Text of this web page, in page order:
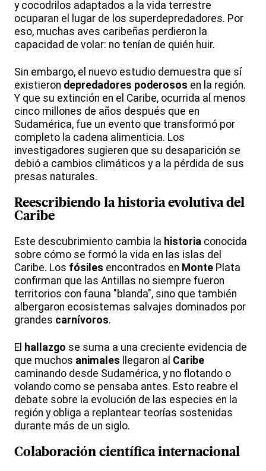
y cocodrilos adaptados a la vida terrestre
ocuparan el lugar de los superdepredadores. Por
eso, muchas aves caribeñas perdieron la
capacidad de volar: no tenían de quién huir.
Sin embargo, el nuevo estudio demuestra que sí
existieron depredadores poderosos en la región.
Y que su extinción en el Caribe, ocurrida al menos
cinco millones de años después que en
Sudamérica, fue un evento que transformó por
completo la cadena alimenticia. Los
investigadores sugieren que su desaparición se
debió a cambios climáticos y a la pérdida de sus
presas naturales.
Reescribiendo la historia evolutiva del
Caribe
Este descubrimiento cambia la historia conocida
sobre cómo se formó la vida en las islas del
Caribe. Los fósiles encontrados en Monte Plata
confirman que las Antillas no siempre fueron
territorios con fauna "blanda", sino que también
albergaron ecosistemas salvajes dominados por
grandes carnívoros.
El hallazgo se suma a una creciente evidencia de
que muchos animales llegaron al Caribe
caminando desde Sudamérica, y no flotando o
volando como se pensaba antes. Esto reabre el
debate sobre la evolución de las especies en la
región y obliga a replantear teorías sostenidas
durante más de un siglo.
Colaboración científica internacional